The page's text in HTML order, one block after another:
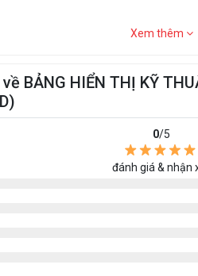
Xem thêm
BẢNG HIỂN THỊ KỸ
0/5
đánh giá & nhận